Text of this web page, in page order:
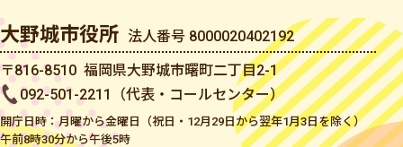
大野城市役所 法人番号 8000020402192
〒816-8510 福岡県大野城市曙町二丁目2-1
092-501-2211（代表・コールセンター）
開庁日時：月曜から金曜日（祝日・12月29日から翌年1月3日を除く）
午前8時30分から午後5時